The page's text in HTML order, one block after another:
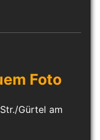
Foto
Gürtel am